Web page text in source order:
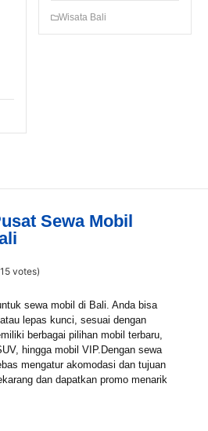
Wisata Bali
Sewa Mobil
votes)
sewa mobil di Bali. Anda bisa
lepas kunci, sesuai dengan
berbagai pilihan mobil terbaru,
hingga mobil VIP.Dengan sewa
mengatur akomodasi dan tujuan
dan dapatkan promo menarik